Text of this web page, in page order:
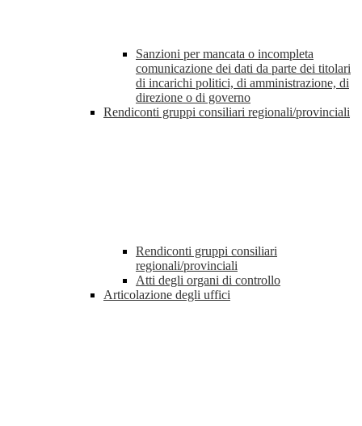
Sanzioni per mancata o incompleta
comunicazione dei dati da parte dei titolari
di incarichi politici, di amministrazione, di
direzione o di governo
Rendiconti gruppi consiliari regionali/provinciali
Rendiconti gruppi consiliari
regionali/provinciali
Atti degli organi di controllo
Articolazione degli uffici